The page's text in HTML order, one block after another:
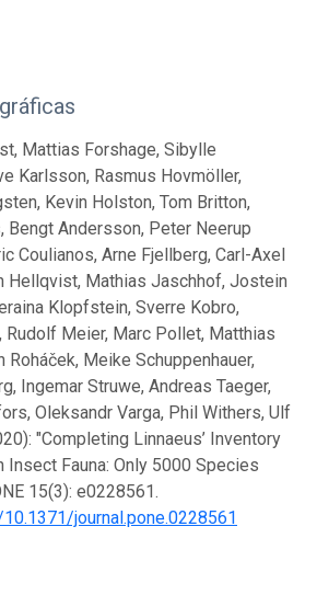
Mattias Forshage, Sibylle
Karlsson, Rasmus Hovmöller,
Kevin Holston, Tom Britton,
Bengt Andersson, Peter Neerup
Coulianos, Arne Fjellberg, Carl-Axel
Hellqvist, Mathias Jaschhof, Jostein
Klopfstein, Sverre Kobro,
Rudolf Meier, Marc Pollet, Matthias
Roháček, Meike Schuppenhauer,
Ingemar Struwe, Andreas Taeger,
Oleksandr Varga, Phil Withers, Ulf
"Completing Linnaeus’ Inventory
Fauna: Only 5000 Species
15(3): e0228561.
journal.pone.0228561